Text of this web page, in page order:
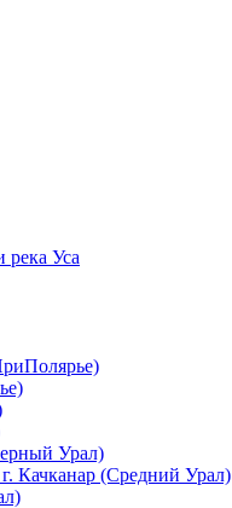
Уса
Урал)
Качканар (Средний Урал)